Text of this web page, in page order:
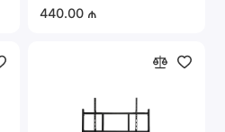
440.00 ₼